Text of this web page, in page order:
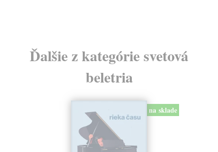
Ďalšie z kategórie svetová
beletria
na sklade